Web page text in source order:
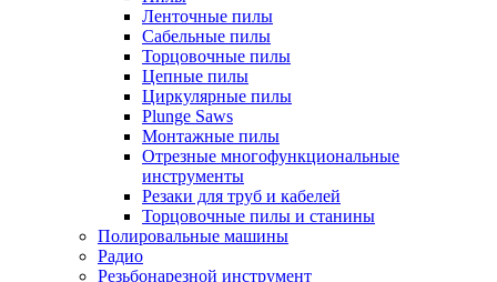
Ленточные пилы
Сабельные пилы
Торцовочные пилы
Цепные пилы
Циркулярные пилы
Plunge Saws
Монтажные пилы
Отрезные многофункциональные
инструменты
Резаки для труб и кабелей
Торцовочные пилы и станины
Полировальные машины
Радио
Резьбонарезной инструмент